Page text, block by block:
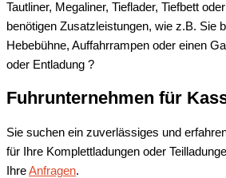
Tautliner, Megaliner, Tieflader, Tiefbett
benötigen Zusatzleistungen, wie z.B. Sie
Hebebühne, Auffahrrampen oder einen
oder Entladung ?
Fuhrunternehmen für
Sie suchen ein zuverlässiges und
für Ihre Komplettladungen oder
IhreAnfragen.